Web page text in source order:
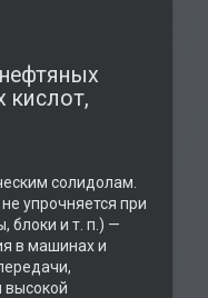
кислот,
солидолам.
упрочняется при
блоки и т. п.) —
в машинах и
высокой